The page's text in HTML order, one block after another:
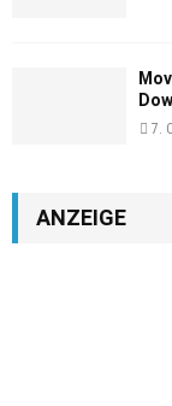
7.
ANZEIGE